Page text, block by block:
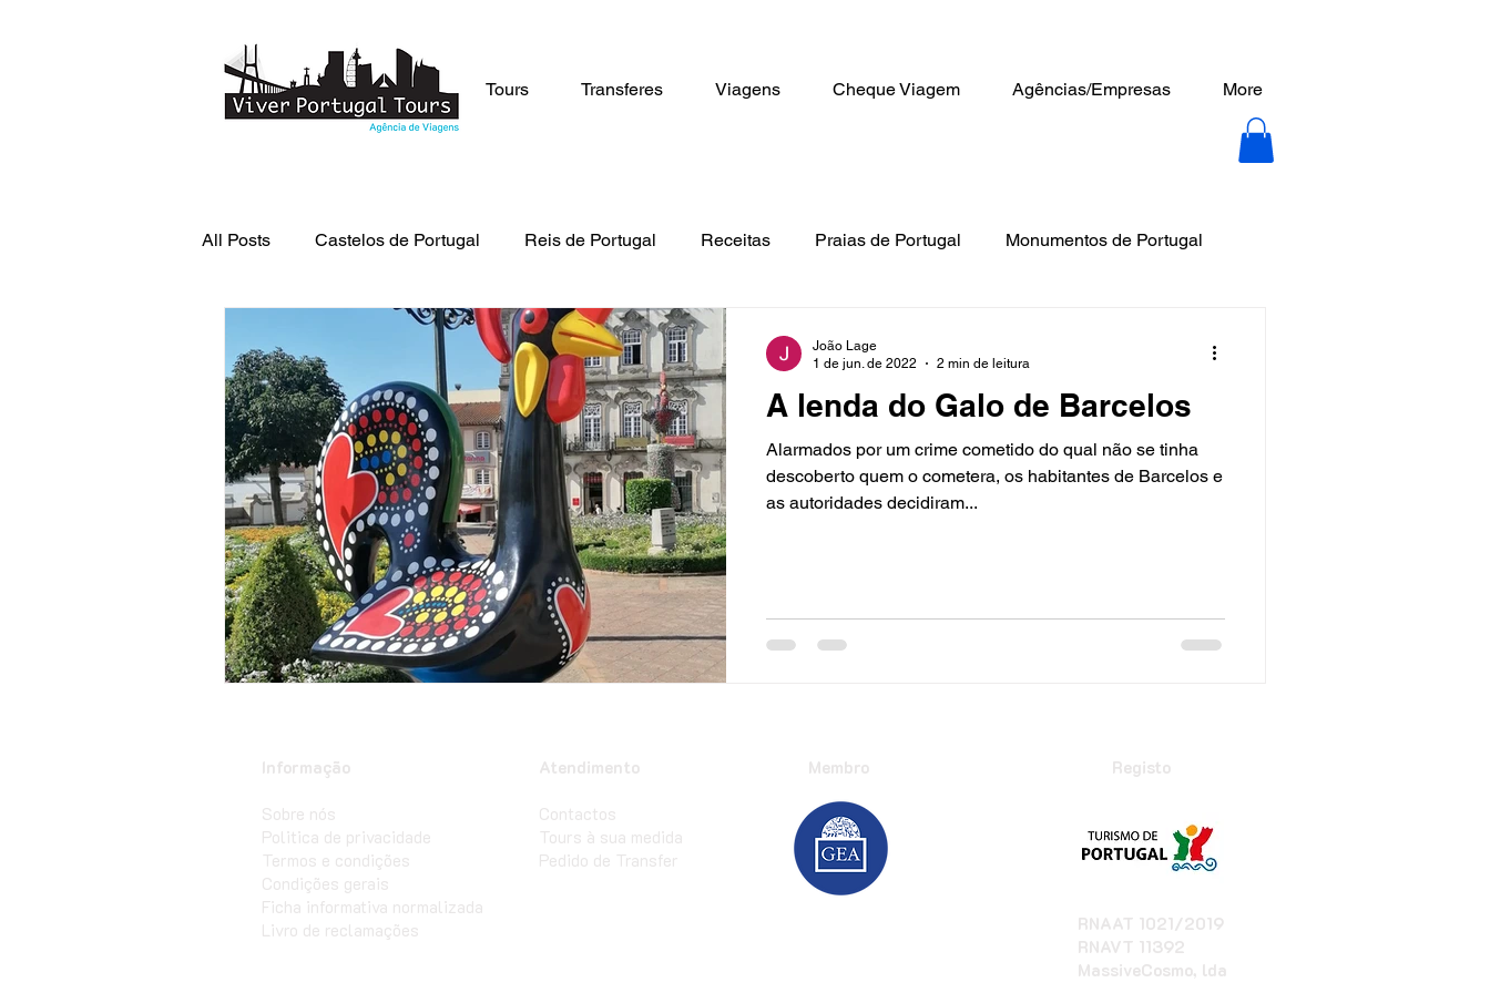
Tours Transferes Viagens Cheque Viagem Agências/Empresas More
All Posts Castelos de Portugal Reis de Portugal Receitas Praias de Portugal Monumentos de Portugal
Curiosidades Bilhetes Tours
A lenda do Galo de Barcelos
Alarmados por um crime cometido do qual não se tinha
descoberto quem o cometera, os habitantes de Barcelos e
as autoridades decidiram...
João Lage
1 de jun. de 2022
2 min de leitura
Informação
Sobre nós
Politica de privacidade
Termos e condições
Condições gerais
Ficha informativa normalizada
Livro de reclamações
Atendimento
Contactos
Tours à sua medida
Pedido de Transfer
Membro Registo
RNAAT 1021/2019
RNAVT 11392
MassiveCosmo, lda